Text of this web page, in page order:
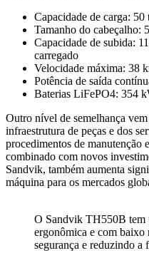
Capacidade de carga: 50
Tamanho do cabeçalho:
Capacidade de subida:
carregado
Velocidade máxima: 38
Potência de saída
Baterias LiFePO4: 354
Outro nível de semelhança
infraestrutura de peças e dos
procedimentos de manutenção
combinado com novos
Sandvik, também aumenta
máquina para os mercados
O Sandvik TH550B tem
ergonômica e com
segurança e reduzindo a